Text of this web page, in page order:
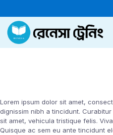
Lorem ipsum dolor sit amet,
dignissim nibh a tincidunt.
sit amet, vehicula tristique felis.
Quisque ac sem eu ante tincidunt